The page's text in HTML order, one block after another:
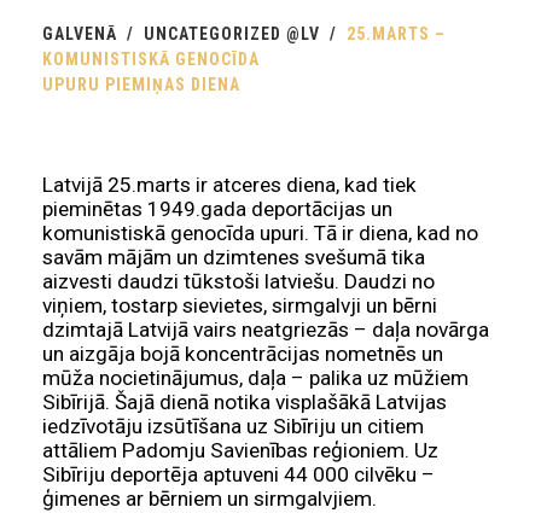
GALVENĀ UNCATEGORIZED @LV
25.MARTS –
KOMUNISTISKĀ GENOCĪDA
UPURU PIEMIŅAS DIENA
Latvijā 25.marts ir atceres diena, kad tiek
pieminētas 1949.gada deportācijas un
komunistiskā genocīda upuri. Tā ir diena, kad no
savām mājām un dzimtenes svešumā tika
aizvesti daudzi tūkstoši latviešu. Daudzi no
viņiem, tostarp sievietes, sirmgalvji un bērni
dzimtajā Latvijā vairs neatgriezās – daļa novārga
un aizgāja bojā koncentrācijas nometnēs un
mūža nocietinājumus, daļa – palika uz mūžiem
Sibīrijā. Šajā dienā notika visplašākā Latvijas
iedzīvotāju izsūtīšana uz Sibīriju un citiem
attāliem Padomju Savienības reģioniem. Uz
Sibīriju deportēja aptuveni 44 000 cilvēku –
ģimenes ar bērniem un sirmgalvjiem.